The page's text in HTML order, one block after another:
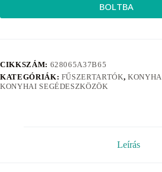
BOLTBA
CIKKSZÁM: 628065A37B65
KATEGÓRIÁK: FŰSZERTARTÓK,
KONYHAI SEGÉDESZKÖZÖK
Leírás